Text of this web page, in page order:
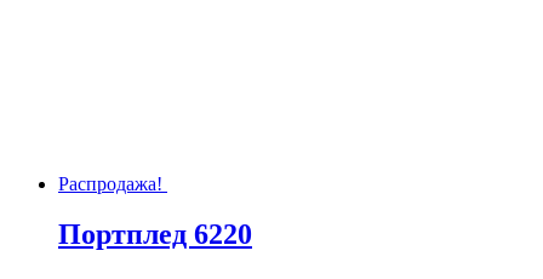
Распродажа!
Портплед 6220